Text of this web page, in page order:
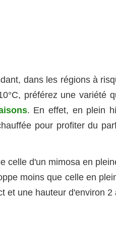
dans les régions à
préférez une variété
. En effet, en plein
pour profiter du
celle d'un mimosa en
moins que celle en
et une hauteur d'environ 2